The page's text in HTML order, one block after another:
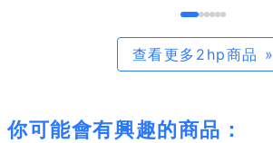
查看更多2hp商品 »
你可能會有興趣的商品：